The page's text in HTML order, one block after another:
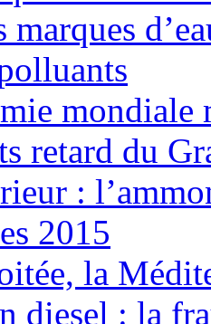
marques
retard du
:
2015
la
diesel : la